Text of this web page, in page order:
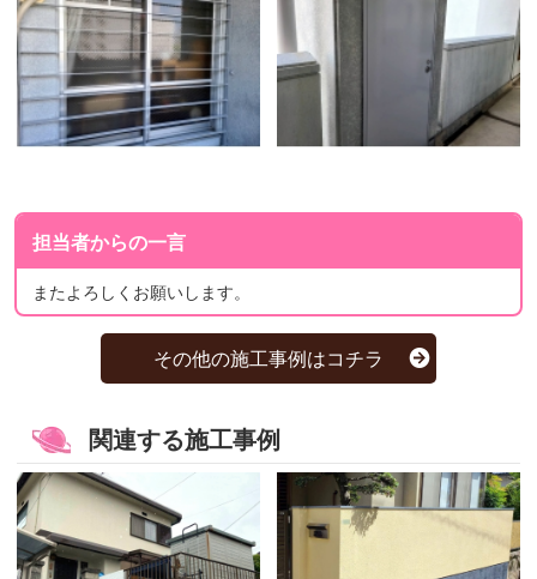
担当者からの一言
またよろしくお願いします。
その他の施工事例はコチラ
関連する施工事例